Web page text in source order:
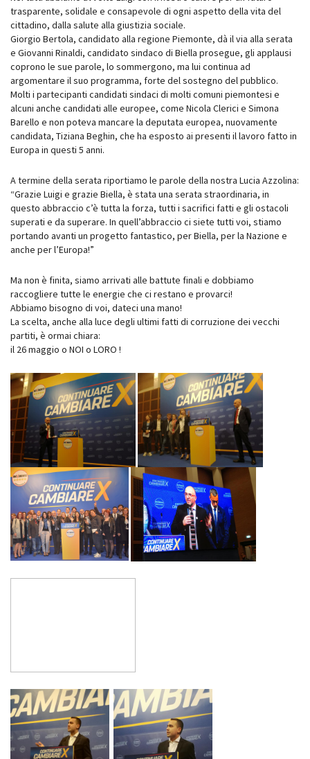
trasparente, solidale e consapevole di ogni aspetto della vita del
cittadino, dalla salute alla giustizia sociale.
Giorgio Bertola, candidato alla regione Piemonte, dà il via alla serata
e Giovanni Rinaldi, candidato sindaco di Biella prosegue, gli applausi
coprono le sue parole, lo sommergono, ma lui continua ad
argomentare il suo programma, forte del sostegno del pubblico.
Molti i partecipanti candidati sindaci di molti comuni piemontesi e
alcuni anche candidati alle europee, come Nicola Clerici e Simona
Barello e non poteva mancare la deputata europea, nuovamente
candidata, Tiziana Beghin, che ha esposto ai presenti il lavoro fatto in
Europa in questi 5 anni.
A termine della serata riportiamo le parole della nostra Lucia Azzolina:
“Grazie Luigi e grazie Biella, è stata una serata straordinaria, in
questo abbraccio c’è tutta la forza, tutti i sacrifici fatti e gli ostacoli
superati e da superare. In quell’abbraccio ci siete tutti voi, stiamo
portando avanti un progetto fantastico, per Biella, per la Nazione e
anche per l’Europa!”
Ma non è finita, siamo arrivati alle battute finali e dobbiamo
raccogliere tutte le energie che ci restano e provarci!
Abbiamo bisogno di voi, dateci una mano!
La scelta, anche alla luce degli ultimi fatti di corruzione dei vecchi
partiti, è ormai chiara:
il 26 maggio o NOI o LORO !